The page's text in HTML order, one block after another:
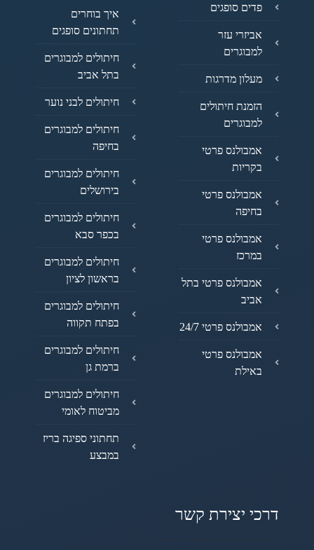
פדים סופגים
אביזרי עזר
למבוגרים
מעלון מדרגות
הזמנת חיתולים
למבוגרים
אמבולנס פרטי
בקריות
אמבולנס פרטי
בחיפה
אמבולנס פרטי
במרכז
אמבולנס פרטי בתל
אביב
אמבולנס פרטי 24/7
אמבולנס פרטי
באילת
איך בוחרים
תחתונים סופגים
חיתולים למבוגרים
בתל אביב
חיתולים לבני נוער
חיתולים למבוגרים
בחיפה
חיתולים למבוגרים
בירושלים
חיתולים למבוגרים
בכפר סבא
חיתולים למבוגרים
בראשון לציון
חיתולים למבוגרים
בפתח תקווה
חיתולים למבוגרים
ברמת גן
חיתולים למבוגרים
מביטוח לאומי
תחתוני ספיגה בריז
במבצע
דרכי יצירת קשר